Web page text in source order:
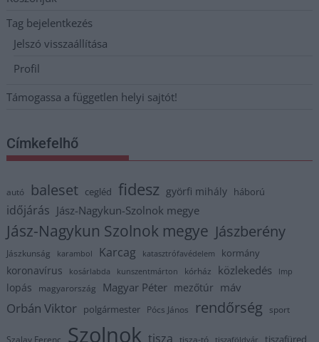
Tag bejelentkezés
Jelszó visszaállítása
Profil
Támogassa a független helyi sajtót!
Címkefelhő
autó baleset cegléd fidesz györfi mihály háború
időjárás Jász-Nagykun-Szolnok megye
Jász-Nagykun Szolnok megye Jászberény
Jászkunság karambol Karcag katasztrófavédelem kormány
koronavírus kosárlabda kunszentmárton kórház közlekedés lmp
lopás magyarország Magyar Péter mezőtúr máv
Orbán Viktor polgármester Pócs János rendőrség sport
Szalay Ferenc Szolnok tisza tisza-tó tiszaföldvár tiszafüred